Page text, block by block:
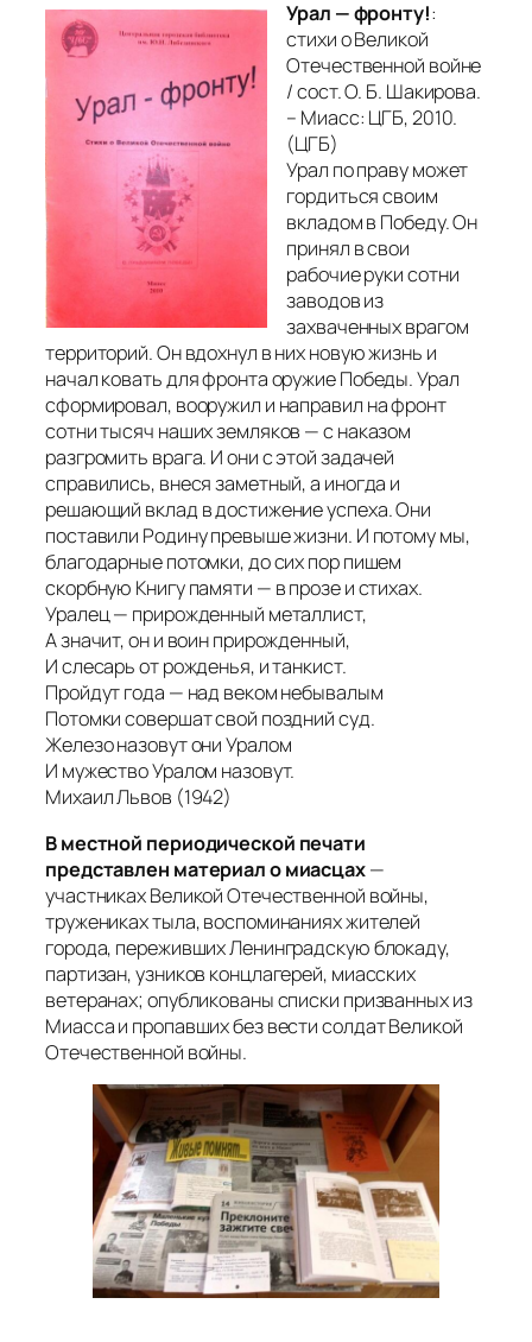
Урал — фронту!:
стихи о Великой
Отечественной войне
/ сост. О. Б. Шакирова.
– Миасс: ЦГБ, 2010.
(ЦГБ)
Урал по праву может
гордиться своим
вкладом в Победу. Он
принял в свои
рабочие руки сотни
заводов из
захваченных врагом
территорий. Он вдохнул в них новую жизнь и
начал ковать для фронта оружие Победы. Урал
сформировал, вооружил и направил на фронт
сотни тысяч наших земляков — с наказом
разгромить врага. И они с этой задачей
справились, внеся заметный, а иногда и
решающий вклад в достижение успеха. Они
поставили Родину превыше жизни. И потому мы,
благодарные потомки, до сих пор пишем
скорбную Книгу памяти — в прозе и стихах.
Уралец — прирожденный металлист,
А значит, он и воин прирожденный,
И слесарь от рожденья, и танкист.
Пройдут года — над веком небывалым
Потомки совершат свой поздний суд.
Железо назовут они Уралом
И мужество Уралом назовут.
Михаил Львов (1942)
В местной периодической печати
представлен материал о миасцах—
участниках Великой Отечественной войны,
тружениках тыла, воспоминаниях жителей
города, переживших Ленинградскую блокаду,
партизан, узников концлагерей, миасских
ветеранах; опубликованы списки призванных из
Миасса и пропавших без вести солдат Великой
Отечественной войны.